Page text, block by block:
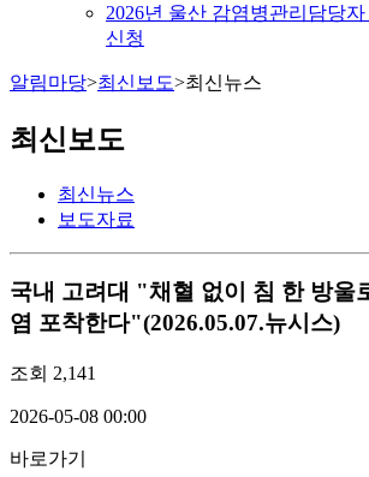
2026년 울산 감염병관리담당
신청
알림마당>최신보도>최신뉴스
최신보도
최신뉴스
보도자료
국내 고려대 "채혈 없이 침 한 방울
염 포착한다"(2026.05.07.뉴시스)
조회 2,141
2026-05-08 00:00
바로가기